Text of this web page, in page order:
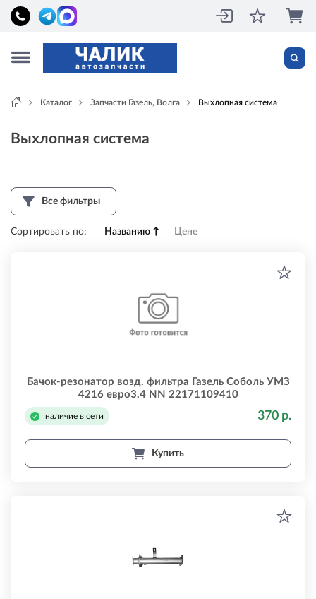
Каталог Запчасти Газель, Волга Выхлопная система
Выхлопная система
Все фильтры
Сортировать по: Названию ↑ Цене
Бачок-резонатор возд. фильтра Газель Соболь УМЗ
4216 евро3,4 NN 22171109410
наличие в сети 370 р.
Купить